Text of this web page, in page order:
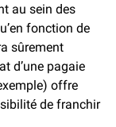
au sein des
fonction de
sûrement
d’une pagaie
offre
de franchir